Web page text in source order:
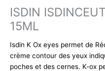
ISDIN
15ML
Isdin K Ox eyes permet de
crème contour des yeux
poches et des cernes. K-ox